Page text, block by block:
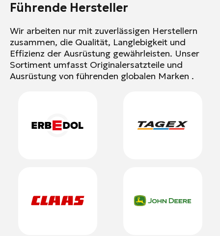
Führende Hersteller
Wir arbeiten nur mit zuverlässigen Herstellern
zusammen, die Qualität, Langlebigkeit und
Effizienz der Ausrüstung gewährleisten. Unser
Sortiment umfasst Originalersatzteile und
Ausrüstung von führenden globalen Marken .